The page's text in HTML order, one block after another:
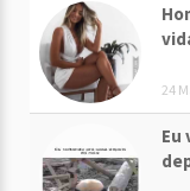
24
Eu